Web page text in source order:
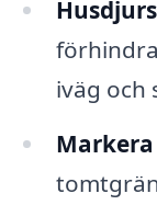
iväg och